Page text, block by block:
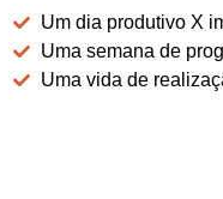
Um dia produtivo X
Uma semana de
Uma vida de